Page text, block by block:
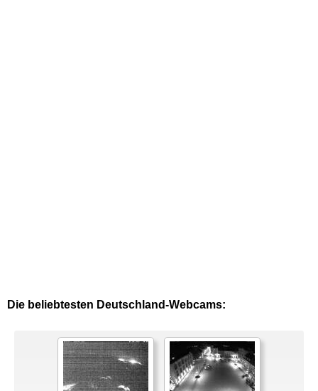
Die beliebtesten Deutschland-Webcams: